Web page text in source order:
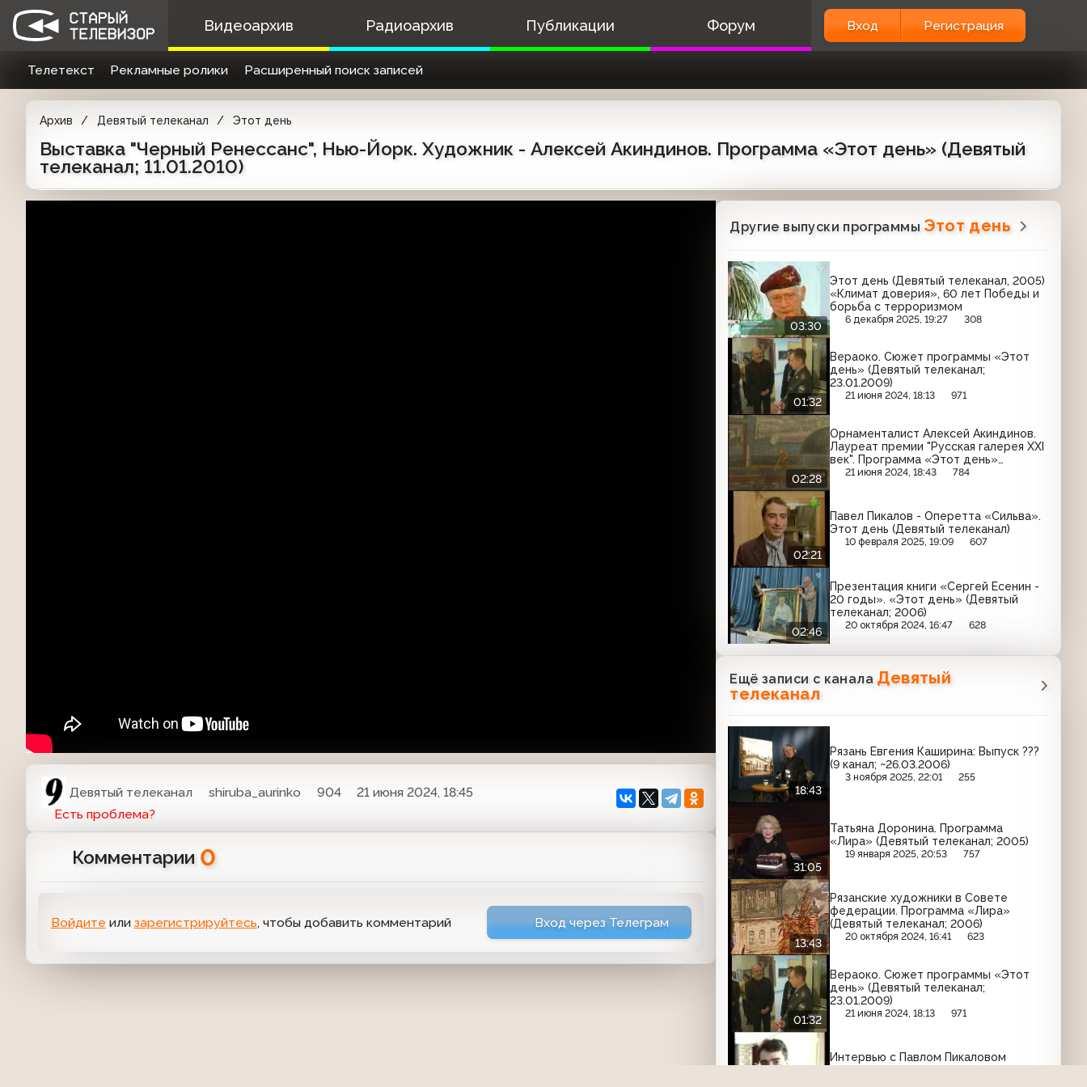
Видеоархив Радиоархив Публикации Форум Вход Регистрация
Телетекст Рекламные ролики Расширенный поиск записей
Архив Девятый телеканал Этот день
Выставка "Черный Ренессанс", Нью-Йорк. Художник - Алексей Акиндинов. Программа «Этот день» (Девятый
телеканал; 11.01.2010)
Девятый телеканал shiruba_aurinko 904
21 июня 2024, 18:45
Есть проблема?
Комментарии 0
Войдите или зарегистрируйтесь, чтобы добавить комментарий Вход через Телеграм
Другие выпуски программы Этот день
03:30
Этот день (Девятый телеканал, 2005)
«Климат доверия», 60 лет Победы и
борьба с терроризмом
6 декабря 2025, 19:27 308
01:32
Вераоко. Сюжет программы «Этот
день» (Девятый телеканал;
23.01.2009)
21 июня 2024, 18:13 971
02:28
Орнаменталист Алексей Акиндинов.
Лауреат премии "Русская галерея ХХI
век". Программа «Этот день»
(Девятый телеканал; 10.10.2008)
21 июня 2024, 18:43 784
02:21
Павел Пикалов - Оперетта «Сильва».
Этот день (Девятый телеканал)
10 февраля 2025, 19:09 607
02:46
Презентация книги «Сергей Есенин -
20 годы». «Этот день» (Девятый
телеканал; 2006)
20 октября 2024, 16:47 628
Ещё записи с канала Девятый
телеканал
18:43
Рязань Евгения Каширина: Выпуск ???
(9 канал; ~26.03.2006)
3 ноября 2025, 22:01 255
31:05
Татьяна Доронина. Программа
«Лира» (Девятый телеканал; 2005)
19 января 2025, 20:53 757
13:43
Рязанские художники в Совете
федерации. Программа «Лира»
(Девятый телеканал; 2006)
20 октября 2024, 16:41 623
01:32
Вераоко. Сюжет программы «Этот
день» (Девятый телеканал;
23.01.2009)
21 июня 2024, 18:13 971
Интервью с Павлом Пикаловом